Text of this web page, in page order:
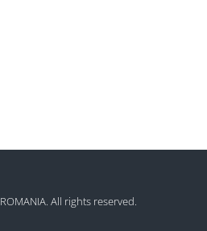
All rights reserved.